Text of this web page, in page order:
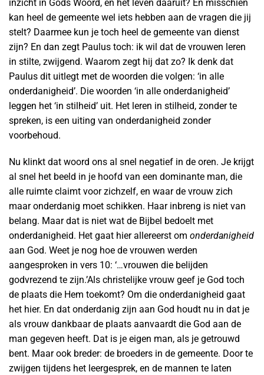
inzicht in Gods Woord, en het leven daaruit? En misschien
kan heel de gemeente wel iets hebben aan de vragen die jij
stelt? Daarmee kun je toch heel de gemeente van dienst
zijn? En dan zegt Paulus toch: ik wil dat de vrouwen leren
in stilte, zwijgend. Waarom zegt hij dat zo? Ik denk dat
Paulus dit uitlegt met de woorden die volgen: ‘in alle
onderdanigheid’. Die woorden ‘in alle onderdanigheid’
leggen het ‘in stilheid’ uit. Het leren in stilheid, zonder te
spreken, is een uiting van onderdanigheid zonder
voorbehoud.
Nu klinkt dat woord ons al snel negatief in de oren. Je krijgt
al snel het beeld in je hoofd van een dominante man, die
alle ruimte claimt voor zichzelf, en waar de vrouw zich
maar onderdanig moet schikken. Haar inbreng is niet van
belang. Maar dat is niet wat de Bijbel bedoelt met
onderdanigheid. Het gaat hier allereerst om onderdanigheid
aan God. Weet je nog hoe de vrouwen werden
aangesproken in vers 10: ‘…vrouwen die belijden
godvrezend te zijn.’Als christelijke vrouw geef je God toch
de plaats die Hem toekomt? Om die onderdanigheid gaat
het hier. En dat onderdanig zijn aan God houdt nu in dat je
als vrouw dankbaar de plaats aanvaardt die God aan de
man gegeven heeft. Dat is je eigen man, als je getrouwd
bent. Maar ook breder: de broeders in de gemeente. Door te
zwijgen tijdens het leergesprek, en de mannen te laten